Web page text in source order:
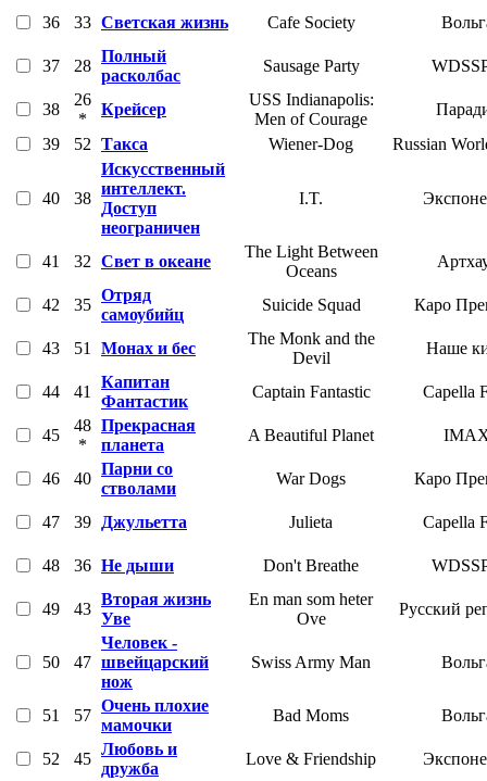
36 33 Светская жизнь Cafe Society
37 28
Полный
расколбас
Sausage Party
38
26
*
Крейсер
USS Indianapolis:
Men of Courage
39
52 Такса Wiener-Dog Russian
40 38
Искусственный
интеллект.
Доступ
неограничен
I.T.
41 32 Свет в океане
The Light Between
Oceans
42 35
Отряд
самоубийц
Suicide Squad Каро
43 51 Монах и бес
The Monk and the
Devil
Наше
44 41
Капитан
Фантастик
Captain Fantastic Capella
45
48
*
Прекрасная
планета
A Beautiful Planet
46 40
Парни со
стволами
War Dogs Каро
47 39 Джульетта Julieta Capella
48 36 Не дыши Don't Breathe
49 43
Вторая жизнь
Уве
En man som heter
Ove
Русский
50 47
Человек -
швейцарский
нож
Swiss Army Man
51 57
Очень плохие
мамочки
Bad Moms
52 45
Любовь и
дружба
Love & Friendship